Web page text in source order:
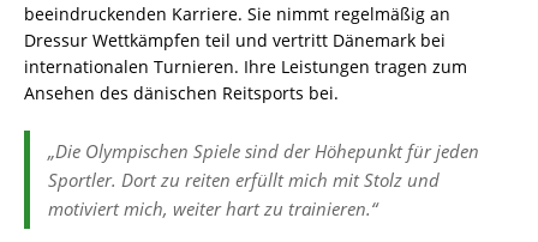
beeindruckenden Karriere. Sie nimmt regelmäßig an
Dressur Wettkämpfen teil und vertritt Dänemark bei
internationalen Turnieren. Ihre Leistungen tragen zum
Ansehen des dänischen Reitsports bei.
„Die Olympischen Spiele sind der Höhepunkt für jeden
Sportler. Dort zu reiten erfüllt mich mit Stolz und
motiviert mich, weiter hart zu trainieren.“